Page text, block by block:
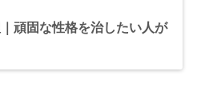
頑固な性格を治したい人が